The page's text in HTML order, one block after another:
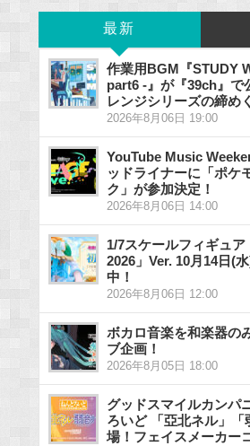
最新
作業用BGM『STUDY
part6 -』が『39ch』で
レンジシリーズの締め
2026年8月06日 19:00
YouTube Music
ッドライナーに「ポケ
ク」が参加決定！
2026年8月06日 14:00
1/7スケールフィギュ
2026」Ver. 10月14日(
中！
2026年8月06日 12:00
ボカロ音楽を和楽器の
ブ企画！
2026年8月05日 18:00
グッドスマイルカンパ
ろいど 「亞北ネル」「
場！フェイスメーカー